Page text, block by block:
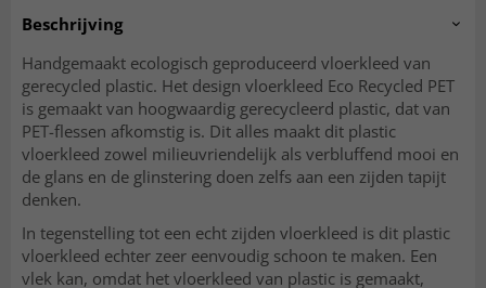
Beschrijving
Handgemaakt ecologisch geproduceerd vloerkleed van
gerecycled plastic. Het design vloerkleed Eco Recycled PET
is gemaakt van hoogwaardig gerecycleerd plastic, dat van
PET-flessen afkomstig is. Dit alles maakt dit plastic
vloerkleed zowel milieuvriendelijk als verbluffend mooi en
de glans en de glinstering doen zelfs aan een zijden tapijt
denken.
In tegenstelling tot een echt zijden vloerkleed is dit plastic
vloerkleed echter zeer eenvoudig schoon te maken. Een
vlek kan, omdat het vloerkleed van plastic is gemaakt,